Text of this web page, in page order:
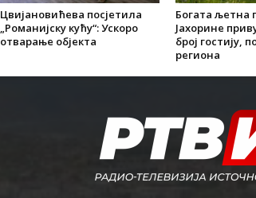
Цвијановићева посјетила
„Романијску кућу“: Ускоро
отварање објекта
Богата љетна
Јахорине
број гостију,
региона